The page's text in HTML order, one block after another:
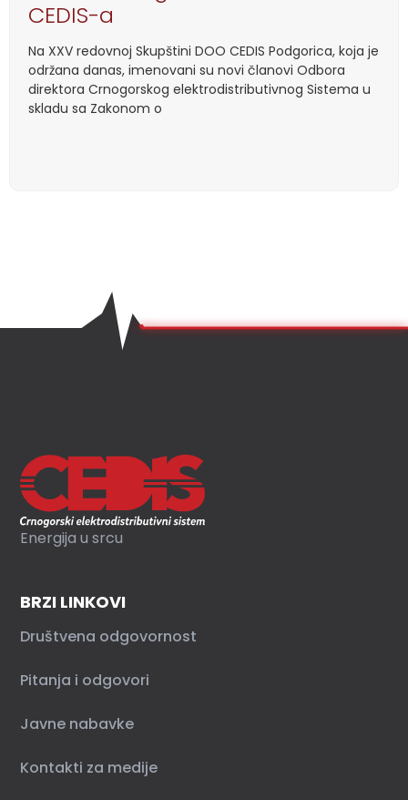
CEDIS-a
Na XXV redovnoj Skupštini DOO CEDIS Podgorica, koja je
održana danas, imenovani su novi članovi Odbora
direktora Crnogorskog elektrodistributivnog Sistema u
skladu sa Zakonom o
Energija u srcu
BRZI LINKOVI
Društvena odgovornost
Pitanja i odgovori
Javne nabavke
Kontakti za medije